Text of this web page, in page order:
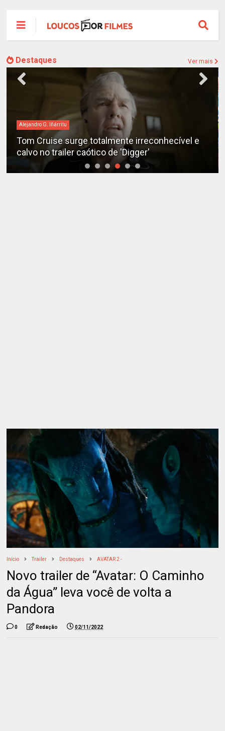
Destaques Ver mais
Alejandro G. Iñárritu
Tom Cruise surge totalmente irreconhecível e
calvo no trailer caótico de 'Digger'
Início Trailer Destaques AVATAR 2 -
Novo trailer de “Avatar: O Caminho
da Água” leva você de volta a
Pandora
0 Redação 02/11/2022